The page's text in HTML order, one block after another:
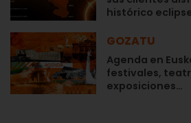
histórico
GOZATU
Agenda en
festivales,
exposiciones…